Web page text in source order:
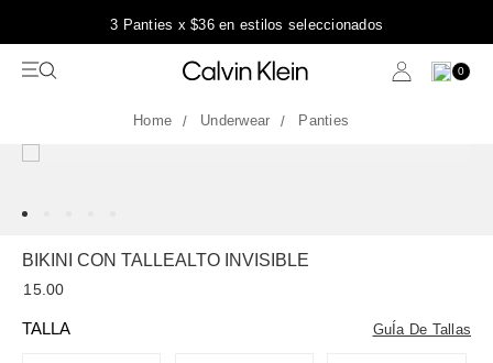
3 Panties x $36 en estilos seleccionados
0
Underwear Panties
BIKINI CON TALLEALTO INVISIBLE
15.00
TALLA GuÍa De Tallas